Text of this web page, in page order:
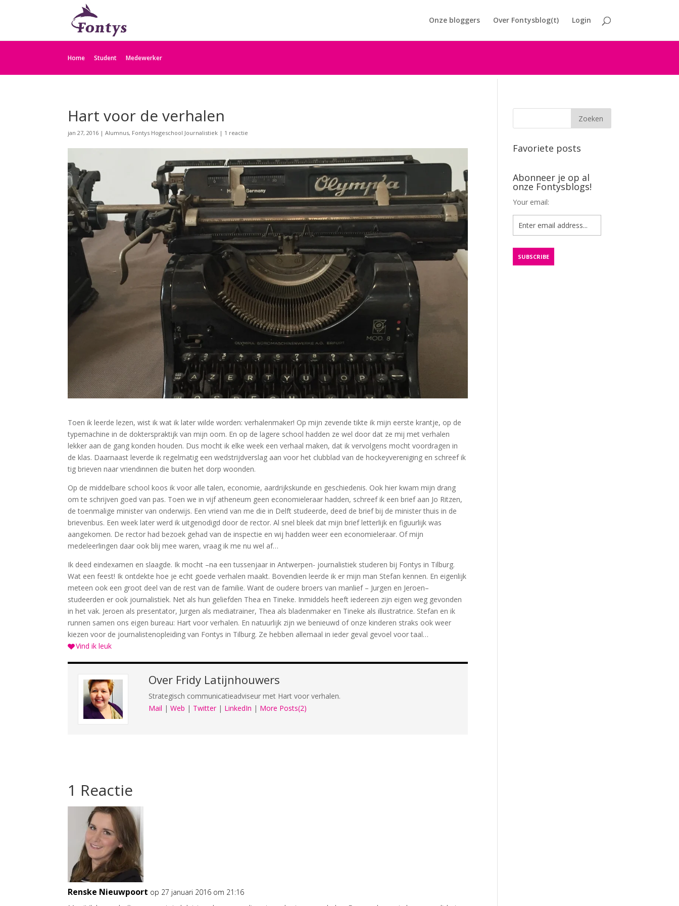
Home Student Medewerker
Onze bloggers Over Fontysblog(t) Login
Hart voor de verhalen
jan 27, 2016 |Alumnus, Fontys Hogeschool Journalistiek | 1 reactie
Toen ik leerde lezen, wist ik wat ik later wilde worden: verhalenmaker! Op mijn zevende tikte ik mijn eerste krantje, op de
typemachine in de dokterspraktijk van mijn oom. En op de lagere school hadden ze wel door dat ze mij met verhalen
lekker aan de gang konden houden. Dus mocht ik elke week een verhaal maken, dat ik vervolgens mocht voordragen in
de klas. Daarnaast leverde ik regelmatig een wedstrijdverslag aan voor het clubblad van de hockeyvereniging en schreef ik
tig brieven naar vriendinnen die buiten het dorp woonden.
Op de middelbare school koos ik voor alle talen, economie, aardrijkskunde en geschiedenis. Ook hier kwam mijn drang
om te schrijven goed van pas. Toen we in vijf atheneum geen economieleraar hadden, schreef ik een brief aan Jo Ritzen,
de toenmalige minister van onderwijs. Een vriend van me die in Delft studeerde, deed de brief bij de minister thuis in de
brievenbus. Een week later werd ik uitgenodigd door de rector. Al snel bleek dat mijn brief letterlijk en figuurlijk was
aangekomen. De rector had bezoek gehad van de inspectie en wij hadden weer een economieleraar. Of mijn
medeleerlingen daar ook blij mee waren, vraag ik me nu wel af…
Ik deed eindexamen en slaagde. Ik mocht –na een tussenjaar in Antwerpen- journalistiek studeren bij Fontys in Tilburg.
Wat een feest! Ik ontdekte hoe je echt goede verhalen maakt. Bovendien leerde ik er mijn man Stefan kennen. En eigenlijk
meteen ook een groot deel van de rest van de familie. Want de oudere broers van manlief – Jurgen en Jeroen–
studeerden er ook journalistiek. Net als hun geliefden Thea en Tineke. Inmiddels heeft iedereen zijn eigen weg gevonden
in het vak. Jeroen als presentator, Jurgen als mediatrainer, Thea als bladenmaker en Tineke als illustratrice. Stefan en ik
runnen samen ons eigen bureau: Hart voor verhalen. En natuurlijk zijn we benieuwd of onze kinderen straks ook weer
kiezen voor de journalistenopleiding van Fontys in Tilburg. Ze hebben allemaal in ieder geval gevoel voor taal…
Vind ik leuk
Over Fridy Latijnhouwers
Strategisch communicatieadviseur met Hart voor verhalen.
Mail |Web | Twitter | LinkedIn | More Posts(2)
1 Reactie
Renske Nieuwpoort op 27 januari 2016 om 21:16
Favoriete posts
Abonneer je op al
onze Fontysblogs!
Your email: